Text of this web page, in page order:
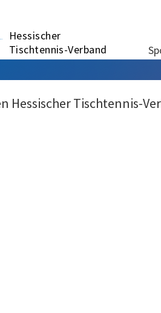
Hessischer
Tischtennis-Verband
Hessischer Tischtennis-